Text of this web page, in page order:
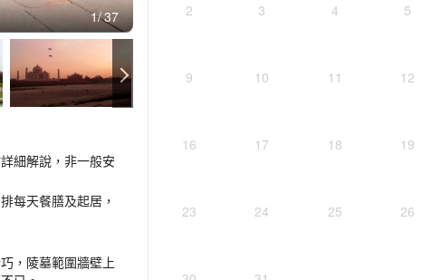
1 37
細解說，非一般安
每天餐膳及起居，
，陵墓範圍牆壁上
2 3 4 5
9 10 11 12
16 17 18 19
23 24 25 26